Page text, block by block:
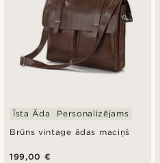
Brūns vintage ādas maciņš
Īsta Āda Personalizējams
199,00 €